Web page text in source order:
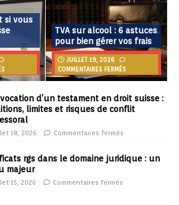
si vous
TVA sur alcool : 6 astuces
pour bien gérer vos frais
JUILLET 19, 2026
COMMENTAIRES FERMÉS
d’un testament en droit suisse :
limites et risques de conflit
18, 2026 Commentaires fermés
rgs dans le domaine juridique : un
majeur
15, 2026 Commentaires fermés